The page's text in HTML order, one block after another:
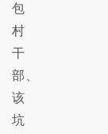
包
村
干
部、
该
坑